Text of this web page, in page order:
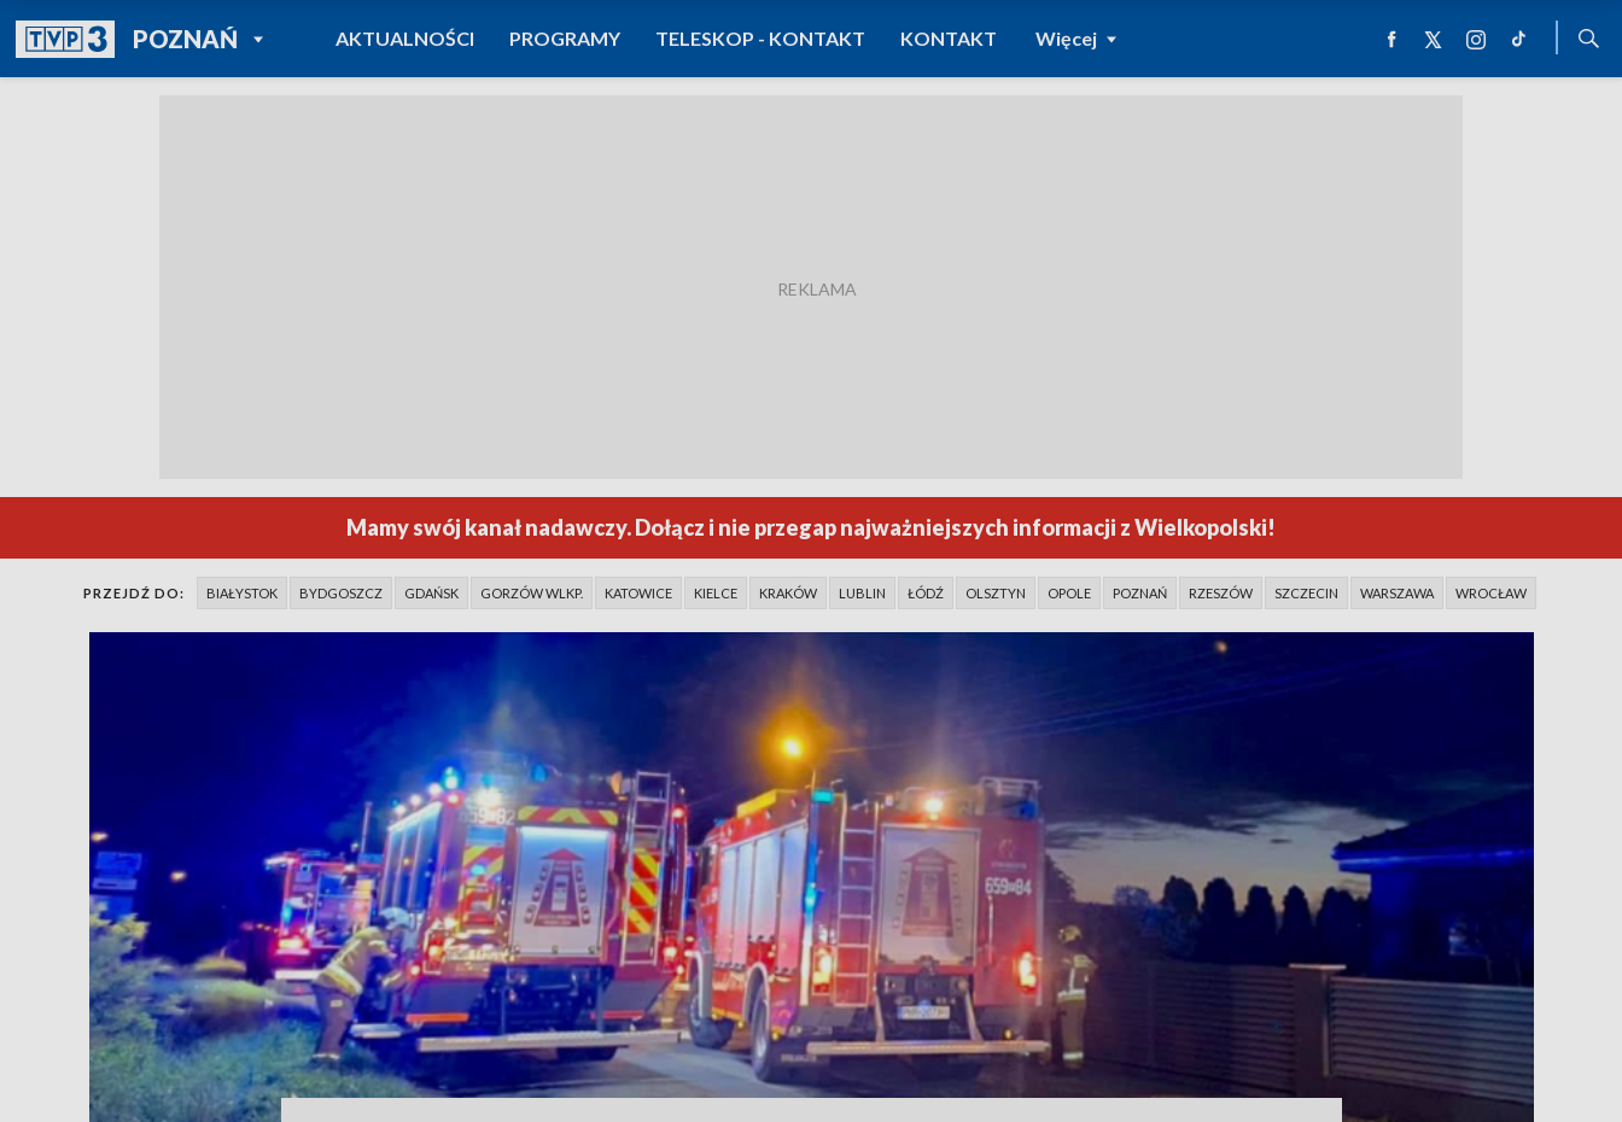
POZNAŃPOWRÓT DO
TVP REGIONY
AKTUALNOŚCI PROGRAMY TELESKOP - KONTAKT KONTAKT Więcej
Mamy swój kanał nadawczy. Dołącz i nie przegap najważniejszych informacji z Wielkopolski!
PRZEJDŹ DO: BIAŁYSTOK BYDGOSZCZ GDAŃSK GORZÓW WLKP. KATOWICE KIELCE KRAKÓW LUBLIN ŁÓDŹ OLSZTYN OPOLE POZNAŃ RZESZÓW SZCZECIN WARSZAWA WROCŁAW